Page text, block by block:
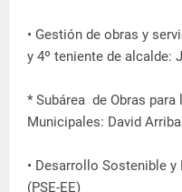
• Gestión de obras y
y 4º teniente de alcalde:
* Subárea de Obras
Municipales: David
• Desarrollo Sostenible
(PSE-EE)